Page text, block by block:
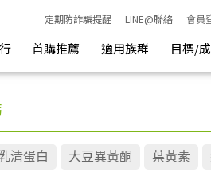
定期防詐騙提醒 LINE@聯絡 會員
首購推薦 適用族群 目標/
清蛋白 大豆異黃酮 葉黃素